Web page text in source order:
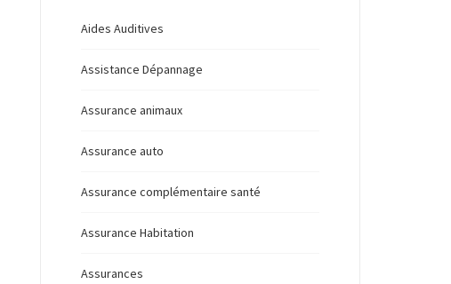
Aides Auditives
Assistance Dépannage
Assurance animaux
Assurance auto
Assurance complémentaire santé
Assurance Habitation
Assurances